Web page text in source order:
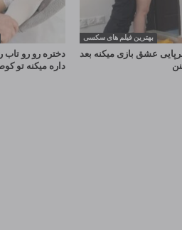
دختره رو رو تاب
داره میکنه تو
بهترین فیلم های سکسی
عشق بازی میکنه بعد